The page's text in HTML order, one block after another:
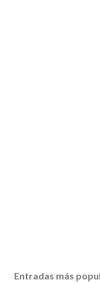
Entradas más